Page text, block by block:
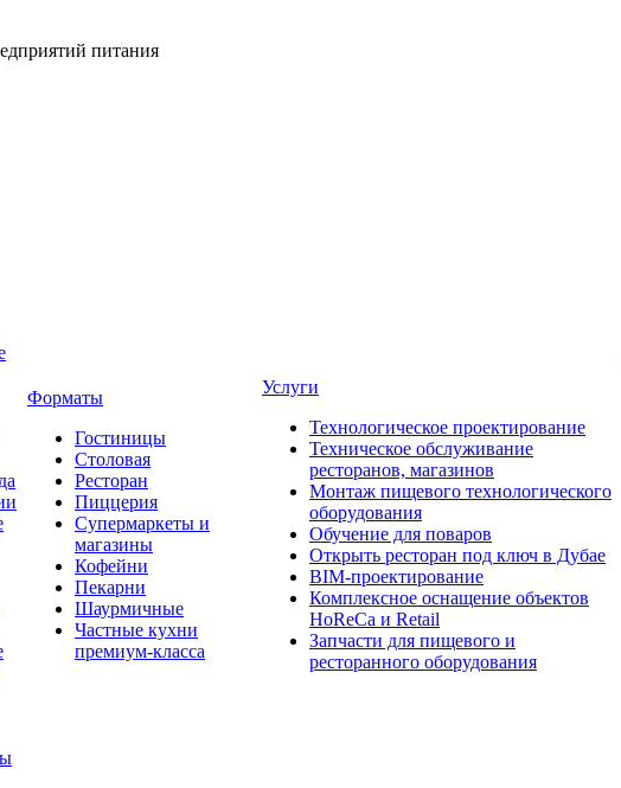
питания
Форматы
Гостиницы
Столовая
Ресторан
Пиццерия
Супермаркеты и
магазины
Кофейни
Пекарни
Шаурмичные
Частные кухни
премиум-класса
Услуги
Технологическое проектирование
Техническое обслуживание
ресторанов, магазинов
Монтаж пищевого технологического
оборудования
Обучение для поваров
Открыть ресторан под ключ в Дубае
BIM-проектирование
Комплексное оснащение объектов
HoReCa и Retail
Запчасти для пищевого и
ресторанного оборудования